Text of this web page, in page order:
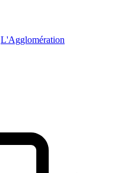
L'Agglomération